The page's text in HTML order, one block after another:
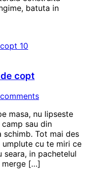
batuta in
copt
masa, nu lipseste
sau din
schimb. Tot mai des
cu te miri ce
in pachetelul
merge […]